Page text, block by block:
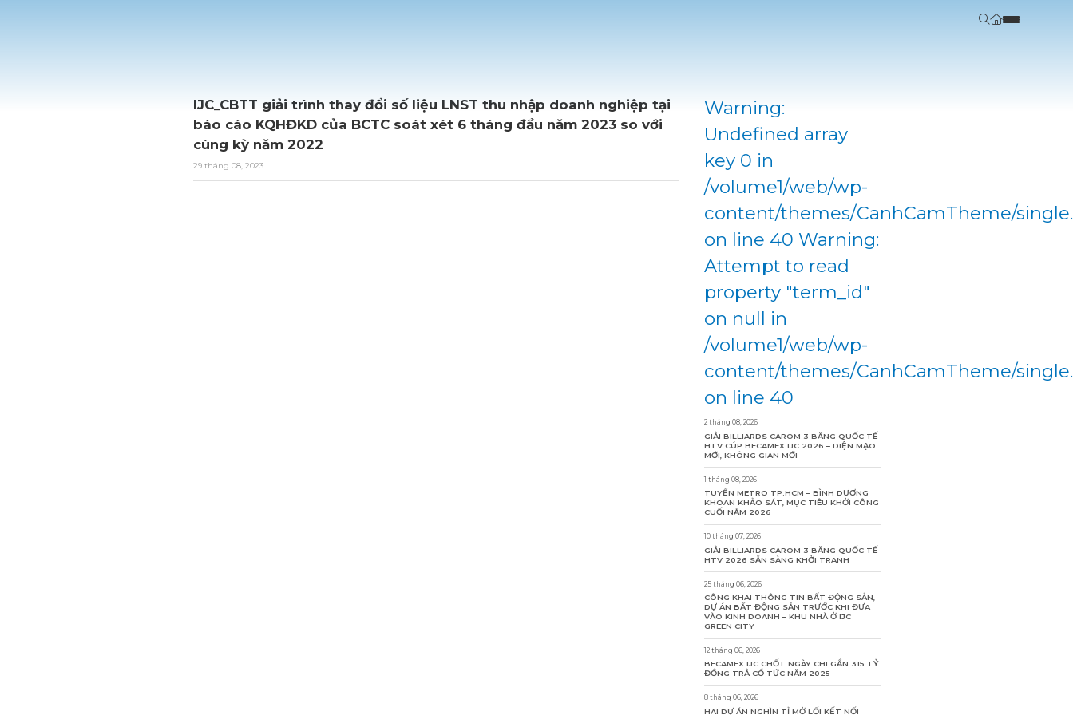
IJC_CBTT giải trình thay đổi số liệu LNST thu nhập doanh nghiệp tại
báo cáo KQHĐKD của BCTC soát xét 6 tháng đầu năm 2023 so với
cùng kỳ năm 2022
29 tháng 08, 2023
Warning:
Undefined array
key 0 in
/volume1/web/wp-
content/themes/CanhCamTheme/
on line 40 Warning:
Attempt to read
property "term_id"
on null in
/volume1/web/wp-
content/themes/CanhCamTheme/
on line 40
2 tháng 08, 2026
GIẢI BILLIARDS CAROM 3 BĂNG QUỐC TẾ
HTV CÚP BECAMEX IJC 2026 – DIỆN MẠO
MỚI, KHÔNG GIAN MỚI
1 tháng 08, 2026
TUYẾN METRO TP.HCM – BÌNH DƯƠNG
KHOAN KHẢO SÁT, MỤC TIÊU KHỞI CÔNG
CUỐI NĂM 2026
10 tháng 07, 2026
GIẢI BILLIARDS CAROM 3 BĂNG QUỐC TẾ
HTV 2026 SẴN SÀNG KHỞI TRANH
25 tháng 06, 2026
CÔNG KHAI THÔNG TIN BẤT ĐỘNG SẢN,
DỰ ÁN BẤT ĐỘNG SẢN TRƯỚC KHI ĐƯA
VÀO KINH DOANH – KHU NHÀ Ở IJC
GREEN CITY
12 tháng 06, 2026
BECAMEX IJC CHỐT NGÀY CHI GẦN 315 TỶ
ĐỒNG TRẢ CỔ TỨC NĂM 2025
8 tháng 06, 2026
HAI DỰ ÁN NGHÌN TỈ MỞ LỐI KẾT NỐI